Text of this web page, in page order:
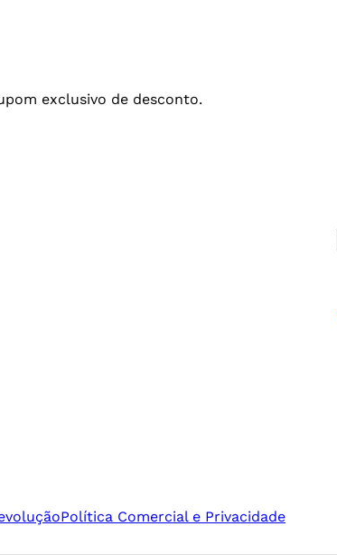
exclusivo de desconto.
Política Comercial e Privacidade